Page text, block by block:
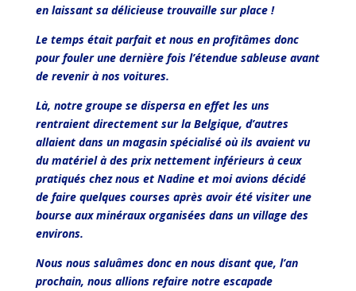
en laissant sa délicieuse trouvaille sur place !
Le temps était parfait et nous en profitâmes donc
pour fouler une dernière fois l’étendue sableuse avant
de revenir à nos voitures.
Là, notre groupe se dispersa en effet les uns
rentraient directement sur la Belgique, d’autres
allaient dans un magasin spécialisé où ils avaient vu
du matériel à des prix nettement inférieurs à ceux
pratiqués chez nous et Nadine et moi avions décidé
de faire quelques courses après avoir été visiter une
bourse aux minéraux organisées dans un village des
environs.
Nous nous saluâmes donc en nous disant que, l’an
prochain, nous allions refaire notre escapade